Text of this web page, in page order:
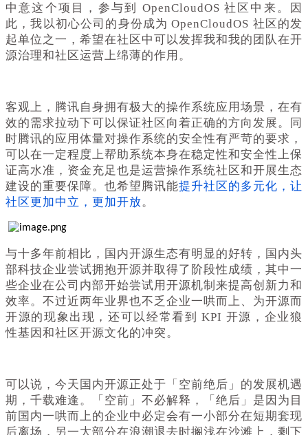
中意这个项目，参与到 OpenCloudOS 社区中来。因
此，我以初心公司的身份成为 OpenCloudOS 社区的发
起单位之一，希望在社区中可以发挥我和我的团队在开
源治理和社区运营上绵薄的作用。
客观上，腾讯自身拥有极大的操作系统应用场景，在有
效的需求拉动下可以保证社区向着正确的方向发展。同
时腾讯的应用体量对操作系统的安全性有严苛的要求，
可以在一定程度上帮助系统本身在稳定性和安全性上保
证高水准，资金充足也是运营操作系统社区和开展生态
建设的重要保障。也希望腾讯能提升社区的多元化，让
社区更加中立，更加开放。
与十多年前相比，国内开源生态有明显的好转，国内头
部科技企业尝试拥抱开源并取得了阶段性成绩，其中一
些企业在公司内部开始尝试用开源机制来提高创新力和
效率。不过近两年业界也不乏企业一哄而上、为开源而
开源的现象出现，还可以经常看到 KPI 开源，企业狼
性基因和社区开源文化的冲突。
可以说，今天国内开源正处于「空前绝后」的发展机遇
期，千载难逢。「空前」不必解释，「绝后」是因为目
前国内一哄而上的企业中必定会有一小部分在短期套现
后离场，另一大部分在浪潮退去时搁浅在沙滩上，剩下